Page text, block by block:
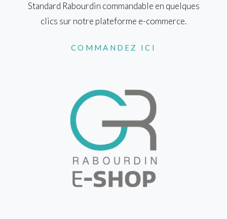
Standard Rabourdin commandable en quelques
clics sur notre plateforme e-commerce.
COMMANDEZ ICI